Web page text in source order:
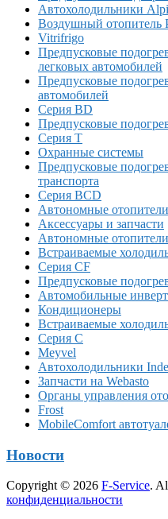
Автохолодильники
Воздушный отопитель
Vitrifrigo
Предпусковые
легковых автомобилей
Предпусковые
автомобилей
Серия BD
Предпусковые
Серия T
Охранные системы
Предпусковые
транспорта
Серия BCD
Автономные
Аксессуары и запчасти
Автономные отопители
Встраиваемые
Серия CF
Предпусковые
Автомобильные
Кондиционеры
Встраиваемые
Серия C
Meyvel
Автохолодильники
Запчасти на Webasto
Органы управления
Frost
MobileComfort
Новости
Copyright © 2026 F-Service.
конфиденциальности